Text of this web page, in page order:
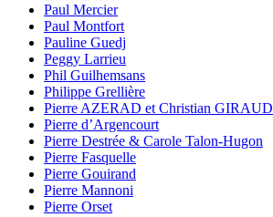
Paul Mercier
Paul Montfort
Pauline Guedj
Peggy Larrieu
Phil Guilhemsans
Philippe Grellière
Pierre AZERAD et Christian GIRAUD
Pierre d’Argencourt
Pierre Destrée & Carole Talon-Hugon
Pierre Fasquelle
Pierre Gouirand
Pierre Mannoni
Pierre Orset